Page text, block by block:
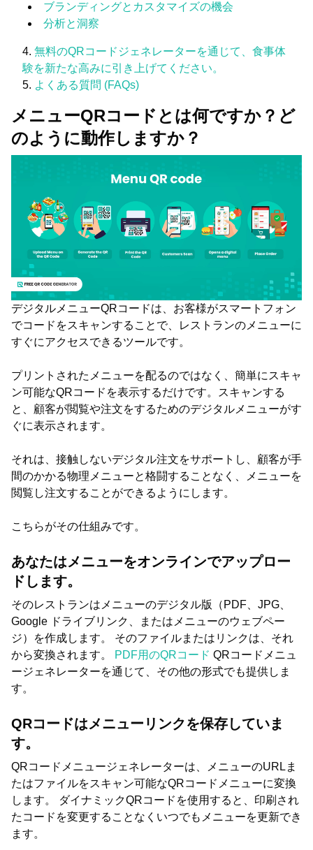
ブランディングとカスタマイズの機会
分析と洞察
無料のQRコードジェネレーターを通じて、食事体
験を新たな高みに引き上げてください。
よくある質問 (FAQs)
メニューQRコードとは何ですか？ど
のように動作しますか？
デジタルメニューQRコードは、お客様がスマートフォン
でコードをスキャンすることで、レストランのメニューに
すぐにアクセスできるツールです。
プリントされたメニューを配るのではなく、簡単にスキャ
ン可能なQRコードを表示するだけです。スキャンする
と、顧客が閲覧や注文をするためのデジタルメニューがす
ぐに表示されます。
それは、接触しないデジタル注文をサポートし、顧客が手
間のかかる物理メニューと格闘することなく、メニューを
閲覧し注文することができるようにします。
こちらがその仕組みです。
あなたはメニューをオンラインでアップロー
ドします。
そのレストランはメニューのデジタル版（PDF、JPG、
Google ドライブリンク、またはメニューのウェブペー
ジ）を作成します。 そのファイルまたはリンクは、それ
から変換されます。
PDF用のQRコード QRコードメニュ
ージェネレーターを通じて、その他の形式でも提供しま
す。
QRコードはメニューリンクを保存していま
す。
QRコードメニュージェネレーターは、メニューのURLま
たはファイルをスキャン可能なQRコードメニューに変換
します。 ダイナミックQRコードを使用すると、印刷され
たコードを変更することなくいつでもメニューを更新でき
ます。